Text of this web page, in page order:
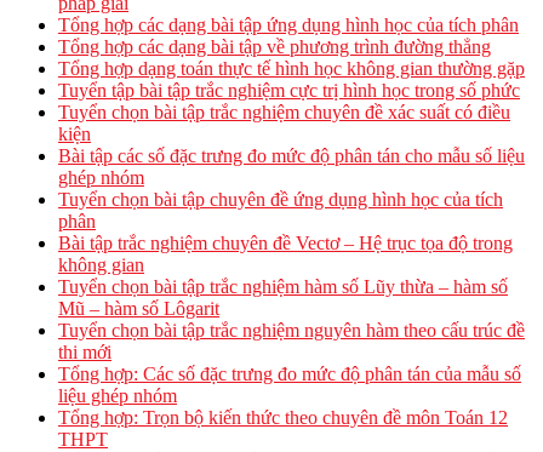
Tổng hợp các dạng bài tập ứng dụng hình học của tích phân
Tổng hợp các dạng bài tập về phương trình đường thẳng
Tổng hợp dạng toán thực tế hình học không gian thường gặp
Tuyển tập bài tập trắc nghiệm cực trị hình học trong số phức
Tuyển chọn bài tập trắc nghiệm chuyên đề xác suất có điều
kiện
Bài tập các số đặc trưng đo mức độ phân tán cho mẫu số liệu
ghép nhóm
Tuyển chọn bài tập chuyên đề ứng dụng hình học của tích
phân
Bài tập trắc nghiệm chuyên đề Vectơ – Hệ trục tọa độ trong
không gian
Tuyển chọn bài tập trắc nghiệm hàm số Lũy thừa – hàm số
Mũ – hàm số Lôgarit
Tuyển chọn bài tập trắc nghiệm nguyên hàm theo cấu trúc đề
thi mới
Tổng hợp: Các số đặc trưng đo mức độ phân tán của mẫu số
liệu ghép nhóm
Tổng hợp: Trọn bộ kiến thức theo chuyên đề môn Toán 12
THPT